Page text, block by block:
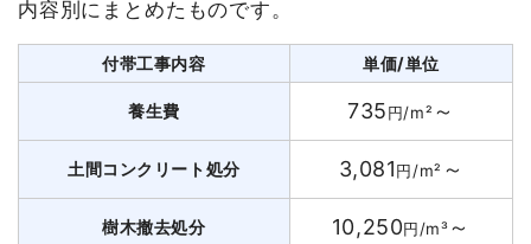
内容別にまとめたものです。
付帯工事内容 単価/単位
養生費 735円/m² ～
土間コンクリート処分 3,081円/m² ～
樹木撤去処分 10,250円/m³～